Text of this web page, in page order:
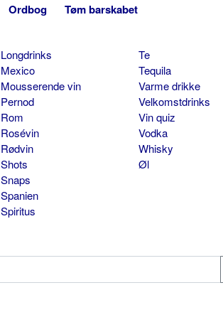
Ordbog Tøm barskabet
Longdrinks
Mexico
Mousserende vin
Pernod
Rom
Rosévin
Rødvin
Shots
Snaps
Spanien
Spiritus
Te
Tequila
Varme drikke
Velkomstdrinks
Vin quiz
Vodka
Whisky
Øl